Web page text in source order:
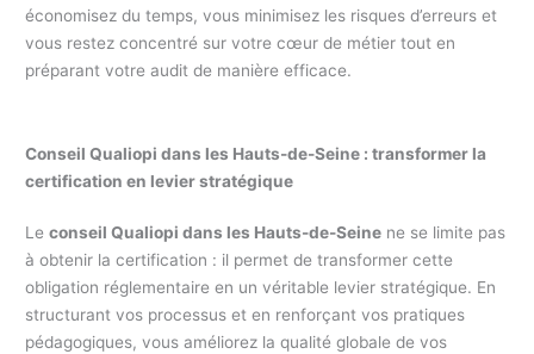
économisez du temps, vous minimisez les risques d’erreurs et
vous restez concentré sur votre cœur de métier tout en
préparant votre audit de manière efficace.
Conseil Qualiopi dans les Hauts-de-Seine : transformer la
certification en levier stratégique
Leconseil Qualiopi dans les Hauts-de-Seine ne se limite pas
à obtenir la certification : il permet de transformer cette
obligation réglementaire en un véritable levier stratégique. En
structurant vos processus et en renforçant vos pratiques
pédagogiques, vous améliorez la qualité globale de vos